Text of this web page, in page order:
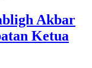
Akbar
Ketua